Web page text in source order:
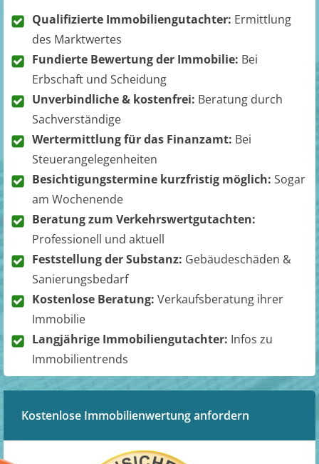
Qualifizierte Immobiliengutachter: Ermittlung
des Marktwertes
Fundierte Bewertung der Immobilie: Bei
Erbschaft und Scheidung
Unverbindliche & kostenfrei: Beratung durch
Sachverständige
Wertermittlung für das Finanzamt: Bei
Steuerangelegenheiten
Besichtigungstermine kurzfristig möglich: Sogar
am Wochenende
Beratung zum Verkehrswertgutachten:
Professionell und aktuell
Feststellung der Substanz: Gebäudeschäden &
Sanierungsbedarf
Kostenlose Beratung: Verkaufsberatung ihrer
Immobilie
Langjährige Immobiliengutachter: Infos zu
Immobilientrends
Kostenlose Immobilienwertung anfordern